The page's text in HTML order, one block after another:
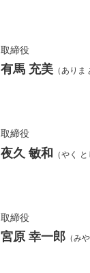
取締役
有馬 充美 （ありま
取締役
夜久 敏和 （やく と
取締役
宮原 幸一郎 （み